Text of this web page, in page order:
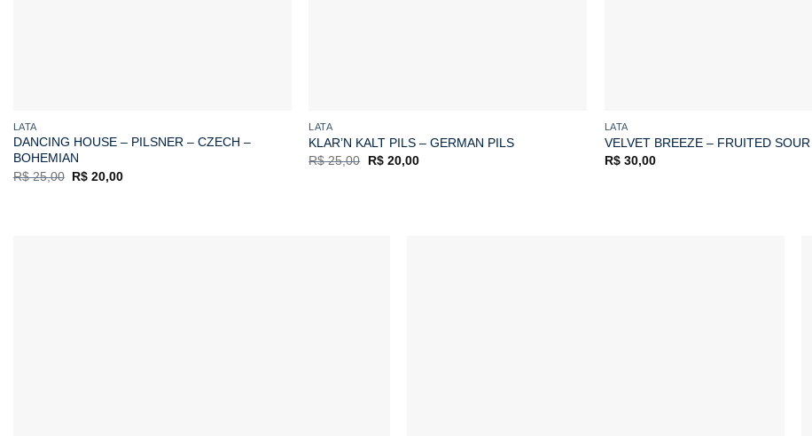
LATA
DANCING HOUSE – PILSNER – CZECH –
BOHEMIAN
R$25,00 O
R$ 20,00O
LATA
KLAR’N KALT PILS – GERMAN PILS
R$25,00
O
R$20,00O
LATA
VELVET BREEZE – FRUITED SOUR
R$30,00